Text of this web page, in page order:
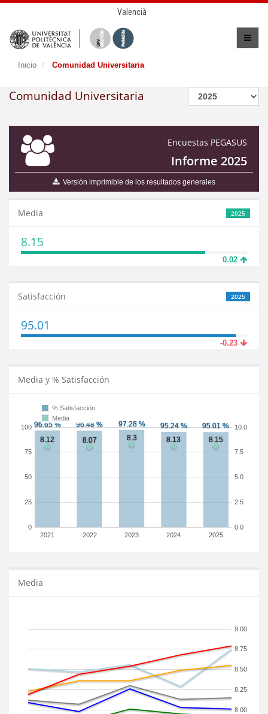
Valencià
Inicio Comunidad Universitaria
Comunidad Universitaria
Encuestas PEGASUS
Informe 2025
Versión imprimible de los resultados generales
2025
Media
8.15
0.02
2025
Satisfacción
95.01
-0.23
Media y % Satisfacción
2021 2022 2023 2024 2025
0
25
50
75
100
0.0
2.5
5.0
7.5
10.0
% Satisfacción
Media
Media
8.00
8.25
8.50
8.75
9.00